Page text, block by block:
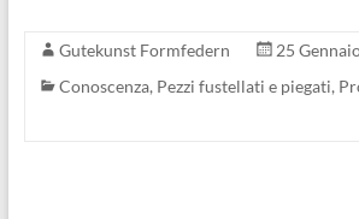
Gutekunst Formfedern
25
Conoscenza, Pezzi fustellati e piegati,